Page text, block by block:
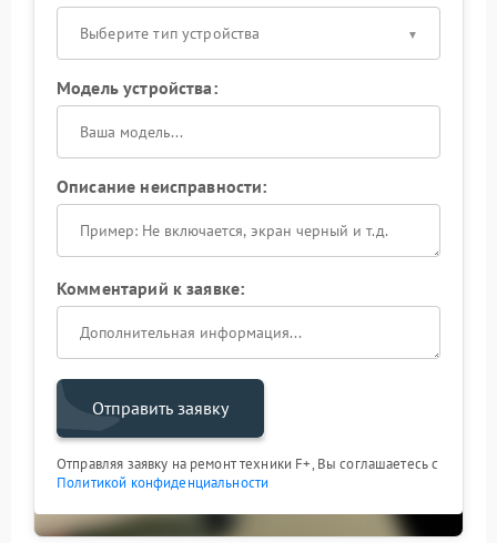
Выберите тип устройства
Модель устройства:
Описание неисправности:
Комментарий к заявке:
Отправить заявку
Отправляя заявку на ремонт техники F+, Вы соглашаетесь с
Политикой конфиденциальности